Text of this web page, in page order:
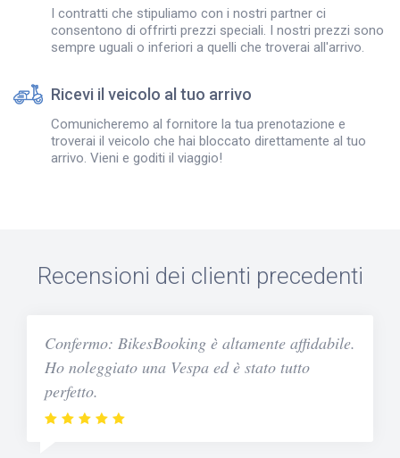
I contratti che stipuliamo con i nostri partner ci
consentono di offrirti prezzi speciali. I nostri prezzi sono
sempre uguali o inferiori a quelli che troverai all'arrivo.
Ricevi il veicolo al tuo arrivo
Comunicheremo al fornitore la tua prenotazione e
troverai il veicolo che hai bloccato direttamente al tuo
arrivo. Vieni e goditi il viaggio!
Recensioni dei clienti precedenti
Confermo: BikesBooking è altamente affidabile.
Ho noleggiato una Vespa ed è stato tutto
perfetto.